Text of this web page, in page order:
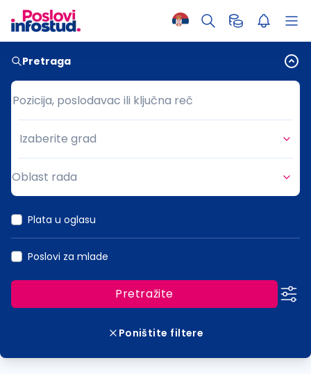
Pretraga
Pozicija, poslodavac ili ključna reč
Pozicija, poslodavac ili ključna reč
Grad
Izaberite grad
Oblast rada
Plata u oglasu
Poslovi za mlade
Pretražite
Poništite filtere